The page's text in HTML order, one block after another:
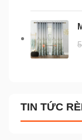
TIN TỨC